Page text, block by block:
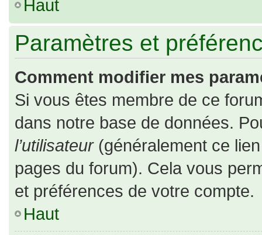
Haut
Paramètres et
Comment modifier mes
Si vous êtes membre de ce
dans notre base de données.
l’utilisateur(généralement ce
pages du forum). Cela vous
et préférences de votre compte.
Haut